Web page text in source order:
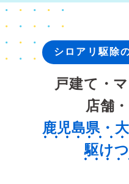
シロアリ駆除
戸建て・
店舗
鹿児島県・
駆け